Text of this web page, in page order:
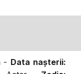
- Data naşterii: